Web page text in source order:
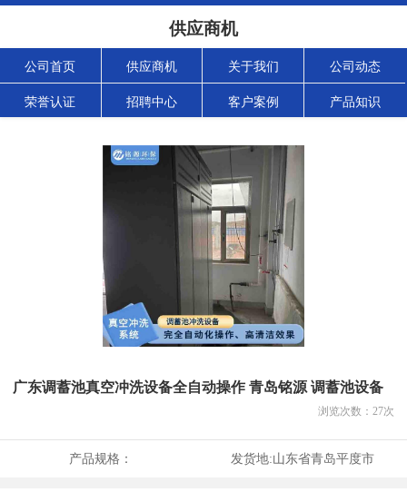
供应商机
公司首页 供应商机 关于我们 公司动态
荣誉认证 招聘中心 客户案例 产品知识
广东调蓄池真空冲洗设备全自动操作 青岛铭源 调蓄池设备
浏览次数： 27次
产品规格： 发货地:山东省青岛平度市